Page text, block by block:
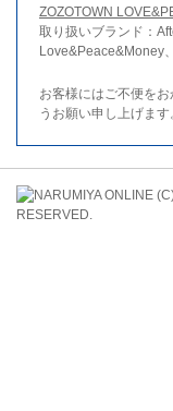
ZOZOTOWN
取り扱いブランド：
Love&Peace&Money
お客様にはご不便を
うお願い申し上げます